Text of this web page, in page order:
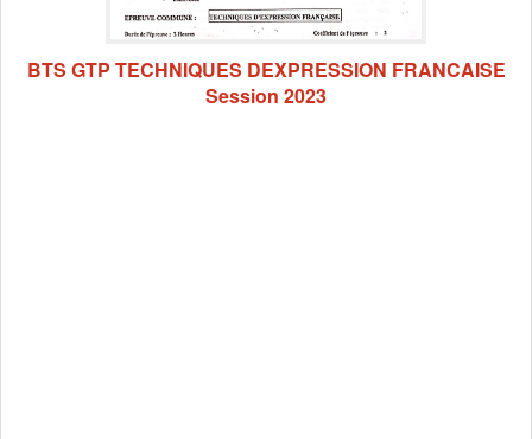
BTS GTP TECHNIQUES DEXPRESSION FRANCAISE
Session 2023